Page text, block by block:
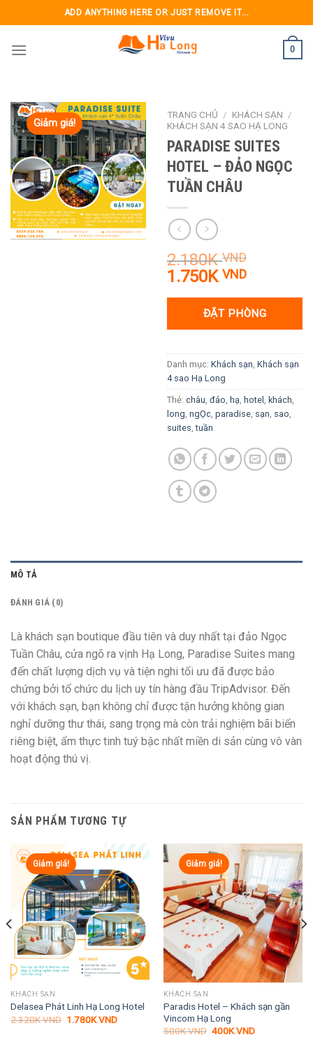
to
content
ADD ANYTHING HERE OR JUST REMOVE IT...
0
Giảm giá!
TRANG CHỦ / KHÁCH SẠN /
KHÁCH SẠN 4 SAO HẠ LONG
PARADISE SUITES
HOTEL – ĐẢO NGỌC
TUẦN CHÂU
2.180KVND
Giá
gốc
2.180K VND.
1.750KVNDGiá
hiện
tại
là:
ĐẶT PHÒNG
Danh mục: Khách sạn Khách sạn
4 sao Hạ Long
Thẻ: châu đảo hạ hotel khách
long ngỌc paradise sạn sao
suites ,tuần
MÔ TẢ
ĐÁNH GIÁ (0)
Là khách sạn boutique đầu tiên và duy nhất tại đảo Ngọc
Tuần Châu, cửa ngõ ra vịnh Hạ Long, Paradise Suites mang
đến chất lượng dịch vụ và tiện nghi tối ưu đã được bảo
chứng bởi tổ chức du lịch uy tín hàng đầu TripAdvisor. Đến
với khách sạn, bạn không chỉ được tận hưởng không gian
nghỉ dưỡng thư thái, sang trọng mà còn trải nghiệm bãi biển
riêng biệt, ẩm thực tinh tuý bậc nhất miền di sản cùng vô vàn
hoạt động thú vị.
SẢN PHẨM TƯƠNG TỰ
Giảm giá!
KHÁCH SẠN
Delasea Phát Linh Hạ Long Hotel
2.320KVND Giá
1.780KVNDGiá
Giảm giá!
KHÁCH SẠN
Paradis Hotel – Khách sạn gần
Vincom Hạ Long
500KVND Giá
400KVNDGiá